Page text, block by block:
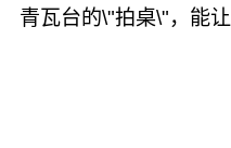
青瓦台的\"拍桌\"，能